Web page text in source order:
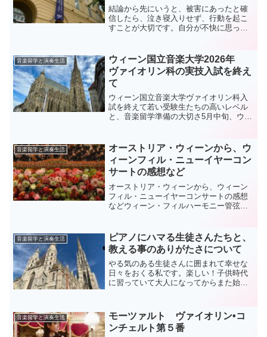
ン国立音楽大学の機関のご紹介
結論から先にいうと、被害にあったと確
信したら、泣き寝入りせず、行動を起こ
すことが大切です。自分が不快に思った
対処する部門がきちんとあります。どう
ぞ足を運んで相談してみて...
音楽留学と演奏生活
ウィーン国立音楽大学2026年
ヴァイオリン科の実技入試を終え
て
ウィーン国立音楽大学ヴァイオリン科入
試を終えて若い受験生たちの高いレベル
と、音楽留学準備の大切さ5月中旬、ウィ
年齢順に進められます。まず、13歳まで
のHochbegab...
音楽留学と演奏生活
オーストリア・ウィーンから、ウ
ィーンフィル・ニューイヤーコン
サートの感想など
オーストリア・ウィーンから、ウィーン
フィル・ニューイヤーコンサートの感想
などウィーン・フィルハーモニー管弦楽
ンサートをご覧になりましたか？プログ
ラムはこちら。Tw...
音楽留学と演奏生活
ピアノにハマる生徒さんたちと、
教える事のありがたさについて
やる気のある生徒さんに囲まれて幸せな
日々をおくる私です。楽しい！子供時代
に習っていて大人になってからまた始め
ピアノが好きで習う姿勢がかなり積極
的」だということです。考え...
音楽留学と演奏生活
モーツァルト ヴァイオリン•コ
ンチェルト第５番